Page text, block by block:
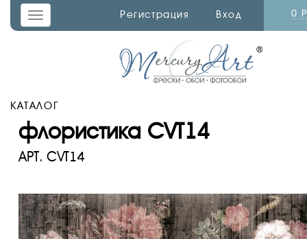
Регистрация Вход 0
Toggle
navigation
КАТАЛОГ
флористика CVT14
АРТ. CVT14